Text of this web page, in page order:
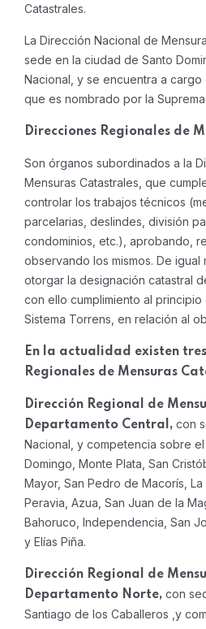
Catastrales.
La Dirección Nacional de
sede en la ciudad de Santo
Nacional, y se encuentra a cargo
que es nombrado por la
Direcciones Regionales de
Son órganos subordinados a la
Mensuras Catastrales, que
controlar los trabajos técnicos
parcelarias, deslindes, división
condominios, etc.), aprobando,
observando los mismos. De
otorgar la designación catastral
con ello cumplimiento al
Sistema Torrens, en relación al
En la actualidad existen
Regionales de Mensuras
Dirección Regional de
Departamento Central, con
Nacional, y competencia sobre
Domingo, Monte Plata, San
Mayor, San Pedro de Macorís, La
Peravia, Azua, San Juan de la
Bahoruco, Independencia, San
y Elías Piña.
Dirección Regional de
Departamento Norte, con
Santiago de los Caballeros ,y